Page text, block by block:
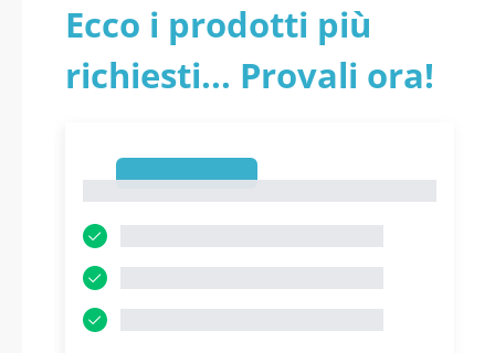
Ecco i prodotti più
richiesti... Provali ora!